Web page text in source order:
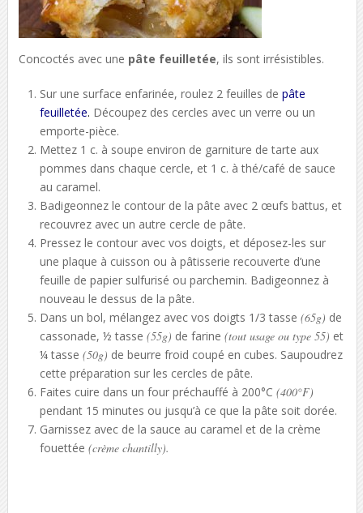
Concoctés avec une pâte feuilletée, ils sont irrésistibles.
Sur une surface enfarinée, roulez 2 feuilles depâte
feuilletée. Découpez des cercles avec un verre ou un
emporte-pièce.
Mettez 1 c. à soupe environ de garniture de tarte aux
pommes dans chaque cercle, et 1 c. à thé/café de sauce
au caramel.
Badigeonnez le contour de la pâte avec 2 œufs battus, et
recouvrez avec un autre cercle de pâte.
Pressez le contour avec vos doigts, et déposez-les sur
une plaque à cuisson ou à pâtisserie recouverte d’une
feuille de papier sulfurisé ou parchemin. Badigeonnez à
nouveau le dessus de la pâte.
Dans un bol, mélangez avec vos doigts 1/3 tasse(65g) de
cassonade, ½ tasse (55g) de farine(tout usage ou type 55) et
¼ tasse(50g) de beurre froid coupé en cubes. Saupoudrez
cette préparation sur les cercles de pâte.
Faites cuire dans un four préchauffé à 200°C(400°F)
pendant 15 minutes ou jusqu’à ce que la pâte soit dorée.
Garnissez avec de la sauce au caramel et de la crème
fouettée(crème chantilly).